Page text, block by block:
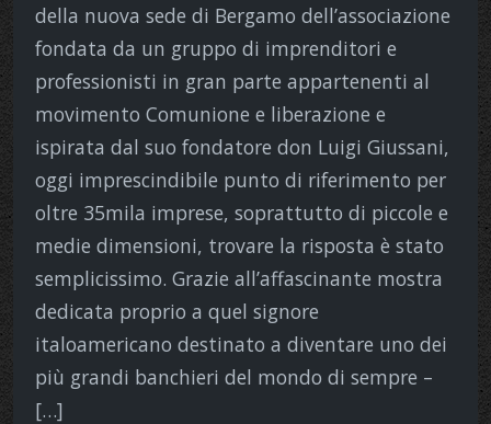
della nuova sede di Bergamo dell’associazione
fondata da un gruppo di imprenditori e
professionisti in gran parte appartenenti al
movimento Comunione e liberazione e
ispirata dal suo fondatore don Luigi Giussani,
oggi imprescindibile punto di riferimento per
oltre 35mila imprese, soprattutto di piccole e
medie dimensioni, trovare la risposta è stato
semplicissimo. Grazie all’affascinante mostra
dedicata proprio a quel signore
italoamericano destinato a diventare uno dei
più grandi banchieri del mondo di sempre –
[…]